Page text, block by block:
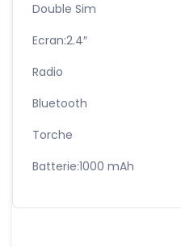
Double Sim
Ecran:2.4″
Radio
Bluetooth
Torche
Batterie:1000 mAh